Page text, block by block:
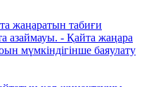
жаңаратын табиғи
азаймауы. - Қайта жаңара
мүмкіндігінше баяулату